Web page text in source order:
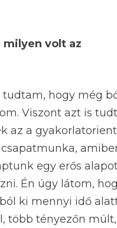
milyen volt az
hogy még
Viszont azt is
az a
csapatmunka,
egy erős
Én úgy látom,
ki mennyi idő
több tényezőn múlt,